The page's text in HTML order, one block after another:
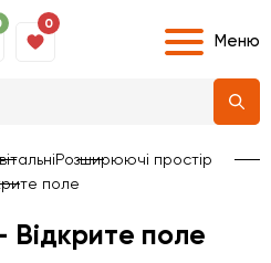
0
Меню
Розширюючі простір
поле
поле